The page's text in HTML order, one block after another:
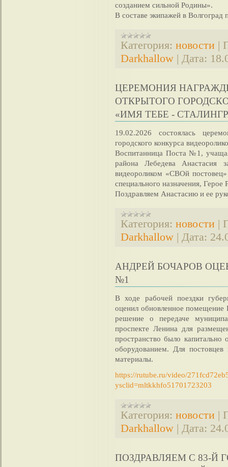
созданием сильной Родины».
В составе экипажей в Волгоград
Категория: новости |
Darkhallow | Дата:
ЦЕРЕМОНИЯ
ОТКРЫТОГО
«ИМЯ ТЕБЕ -
19.02.2026 состоялась
городского конкурса
Воспитанница Поста №1,
района Лебедева Анастасия
видеороликом «СВОй
специального назначения,
Поздравляем Анастасию и ее
Категория: новости |
Darkhallow | Дата:
АНДРЕЙ БОЧАРОВ
№1
В ходе рабочей поездки
оценил обновленное
решение о передаче
проспекте Ленина для
пространство было
оборудованием. Для
материалы.
https://rutube.ru/video/
ysclid=mltkkhfo51701723203
Категория: новости |
Darkhallow | Дата:
ПОЗДРАВЛЯЕМ С 83-Й